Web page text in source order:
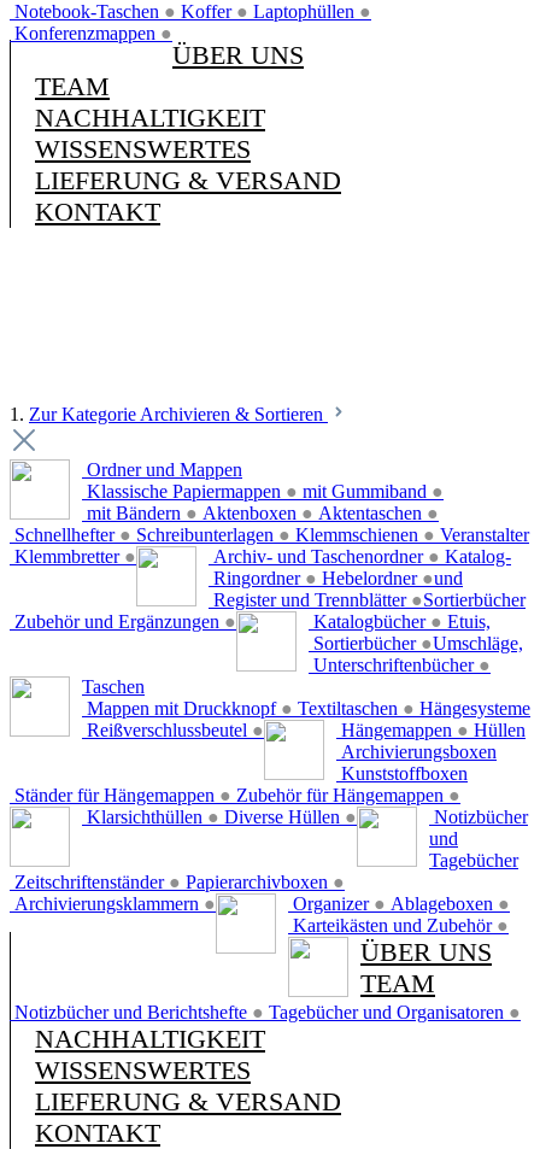
Notebook-Taschen ● Koffer ● Laptophüllen ●
Konferenzmappen ●
ÜBER UNS
TEAM
NACHHALTIGKEIT
WISSENSWERTES
LIEFERUNG & VERSAND
KONTAKT
1. Zur Kategorie Archivieren & Sortieren
Ordner und Mappen
Klassische Papiermappen ● mit Gummiband ●
mit Bändern ● Aktenboxen ● Aktentaschen ●
Schnellhefter ● Schreibunterlagen ● Klemmschienen ●
Klemmbretter ●
Veranstalter
Archiv- und Taschenordner ●
Ringordner ● Hebelordner ●
Register und Trennblätter ●
Zubehör und Ergänzungen ●
Katalog-
und
Sortierbücher
Katalogbücher ●
Sortierbücher ●
Unterschriftenbücher ●
Etuis,
Umschläge,
Taschen
Mappen mit Druckknopf ● Textiltaschen ●
Reißverschlussbeutel ●
Hängesysteme
Hängemappen ●
Ständer für Hängemappen ● Zubehör für Hängemappen ●
Hüllen
Klarsichthüllen ● Diverse Hüllen ●
Archivierungsboxen
Zeitschriftenständer ● Papierarchivboxen ●
Archivierungsklammern ●
Kunststoffboxen
Organizer ● Ablageboxen ●
Karteikästen und Zubehör ●
Notizbücher
und
Tagebücher
Notizbücher und Berichtshefte ● Tagebücher und Organisatoren ●
ÜBER UNS
TEAM
NACHHALTIGKEIT
WISSENSWERTES
LIEFERUNG & VERSAND
KONTAKT